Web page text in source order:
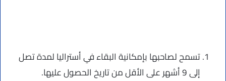
تسمح لصاحبها بإمكانية البقاء في أستراليا لمدة تصل
إلى 9 أشهر على الأقل من تاريخ الحصول عليها.